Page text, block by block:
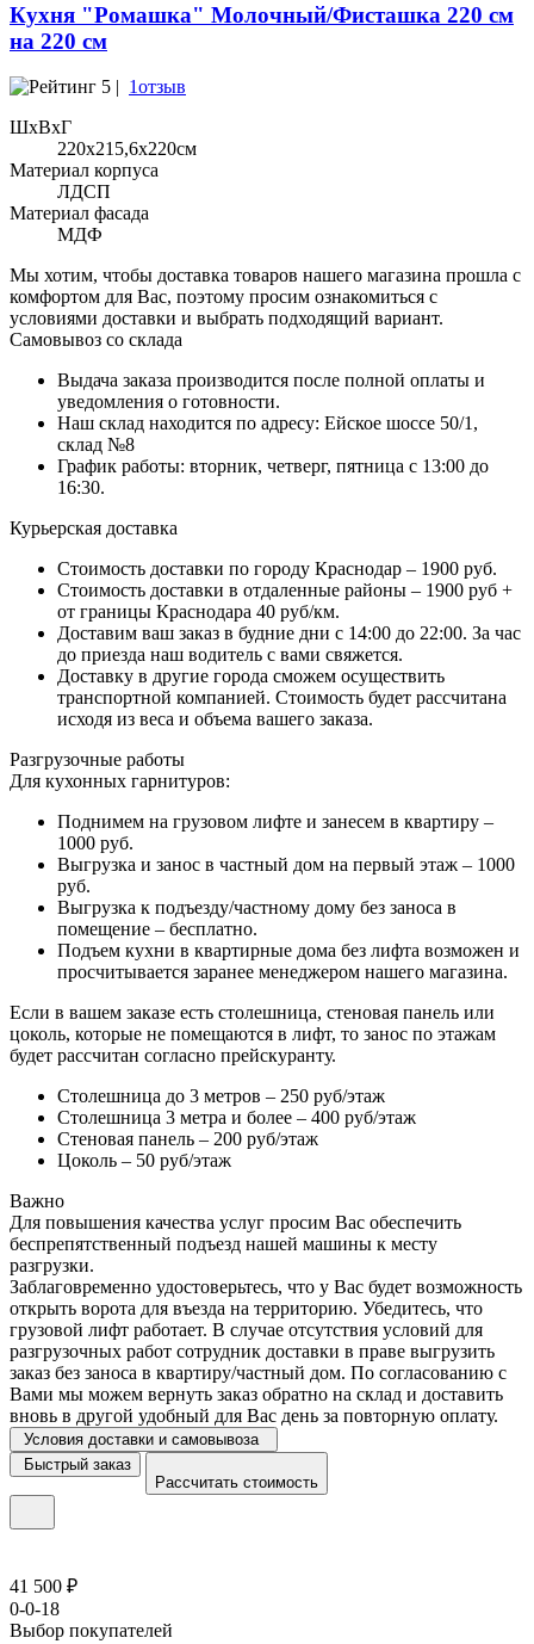
Кухня "Ромашка" Молочный/Фисташка 220 см
на 220 см
5 | 1отзыв
ШхВхГ
220x215,6х220см
Материал корпуса
ЛДСП
Материал фасада
МДФ
Мы хотим, чтобы доставка товаров нашего магазина прошла с
комфортом для Вас, поэтому просим ознакомиться с
условиями доставки и выбрать подходящий вариант.
Самовывоз со склада
Выдача заказа производится после полной оплаты и
уведомления о готовности.
Наш склад находится по адресу: Ейское шоссе 50/1,
склад №8
График работы: вторник, четверг, пятница с 13:00 до
16:30.
Курьерская доставка
Стоимость доставки по городу Краснодар – 1900 руб.
Стоимость доставки в отдаленные районы – 1900 руб +
от границы Краснодара 40 руб/км.
Доставим ваш заказ в будние дни с 14:00 до 22:00. За час
до приезда наш водитель с вами свяжется.
Доставку в другие города сможем осуществить
транспортной компанией. Стоимость будет рассчитана
исходя из веса и объема вашего заказа.
Разгрузочные работы
Для кухонных гарнитуров:
Поднимем на грузовом лифте и занесем в квартиру –
1000 руб.
Выгрузка и занос в частный дом на первый этаж – 1000
руб.
Выгрузка к подъезду/частному дому без заноса в
помещение – бесплатно.
Подъем кухни в квартирные дома без лифта возможен и
просчитывается заранее менеджером нашего магазина.
Если в вашем заказе есть столешница, стеновая панель или
цоколь, которые не помещаются в лифт, то занос по этажам
будет рассчитан согласно прейскуранту.
Столешница до 3 метров – 250 руб/этаж
Столешница 3 метра и более – 400 руб/этаж
Стеновая панель – 200 руб/этаж
Цоколь – 50 руб/этаж
Важно
Для повышения качества услуг просим Вас обеспечить
беспрепятственный подъезд нашей машины к месту
разгрузки.
Заблаговременно удостоверьтесь, что у Вас будет возможность
открыть ворота для въезда на территорию. Убедитесь, что
грузовой лифт работает. В случае отсутствия условий для
разгрузочных работ сотрудник доставки в праве выгрузить
заказ без заноса в квартиру/частный дом. По согласованию с
Вами мы можем вернуть заказ обратно на склад и доставить
вновь в другой удобный для Вас день за повторную оплату.
Условия доставки и самовывоза
Быстрый заказ
Рассчитать стоимость
41 500 ₽
0-0-18
Выбор покупателей